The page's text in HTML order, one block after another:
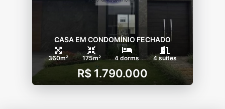
CASA EM CONDOMÍNIO FECHADO
360m² 175m² 4 dorms 4 suítes
R$ 1.790.000